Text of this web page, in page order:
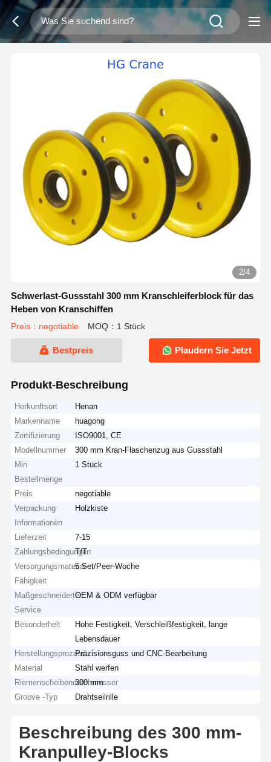
2/4
Schwerlast-Gussstahl 300 mm Kranschleiferblock für das
Heben von Kranschiffen
Preis：negotiable MOQ：1 Stück
Bestpreis Plaudern Sie Jetzt
Produkt-Beschreibung
Herkunftsort
Henan
Markenname
huagong
Zertifizierung
ISO9001, CE
Modellnummer
300 mm Kran-Flaschenzug aus Gussstahl
Min
Bestellmenge
1 Stück
Preis
negotiable
Verpackung
Informationen
Holzkiste
Lieferzeit
7-15
Zahlungsbedingungen
T/T
Versorgungsmaterial-
Fähigkeit
5 Set/Peer-Woche
Maßgeschneiderter
Service
OEM & ODM verfügbar
Besonderheit
Hohe Festigkeit, Verschleißfestigkeit, lange
Lebensdauer
HerstellungsprozessPräzisionsguss und CNC-Bearbeitung
Material
Stahl werfen
Riemenscheibendurchmesser
300 mm
Groove -Typ
Drahtseilrille
Beschreibung des 300 mm-
Kranpulley-Blocks